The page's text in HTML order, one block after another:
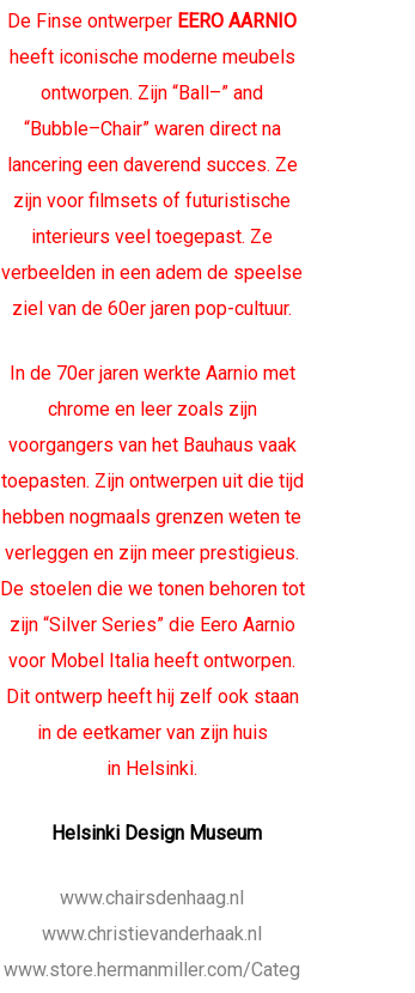
De Finse ontwerper EERO AARNIO
heeft iconische moderne meubels
ontworpen. Zijn “Ball–” and
“Bubble–Chair” waren direct na
lancering een daverend succes. Ze
zijn voor filmsets of futuristische
interieurs veel toegepast. Ze
verbeelden in een adem de speelse
ziel van de 60er jaren pop-cultuur.
In de 70er jaren werkte Aarnio met
chrome en leer zoals zijn
voorgangers van het Bauhaus vaak
toepasten. Zijn ontwerpen uit die tijd
hebben nogmaals grenzen weten te
verleggen en zijn meer prestigieus.
De stoelen die we tonen behoren tot
zijn “Silver Series” die Eero Aarnio
voor Mobel Italia heeft ontworpen.
Dit ontwerp heeft hij zelf ook staan
in de eetkamer van zijn huis
in Helsinki.
Helsinki Design Museum
www.chairsdenhaag.nl
www.christievanderhaak.nl
www.store.hermanmiller.com/Categ